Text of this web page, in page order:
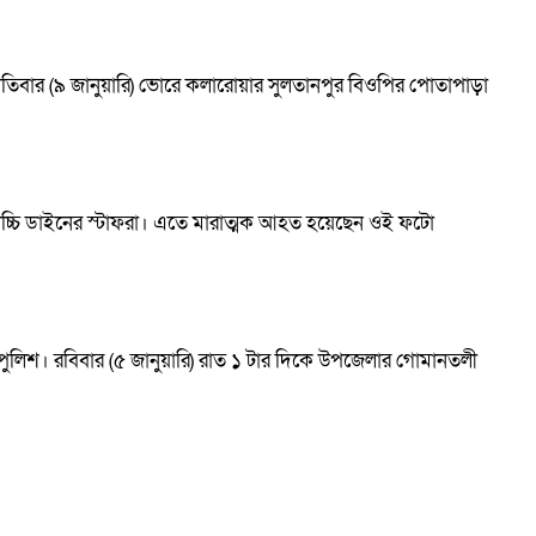
(৯ জানুয়ারি) ভোরে কলারোয়ার সুলতানপুর বিওপির পোতাপাড়া
ডাইনের স্টাফরা। এতে মারাত্মক আহত হয়েছেন ওই ফটো
পুলিশ। রবিবার (৫ জানুয়ারি) রাত ১ টার দিকে উপজেলার গোমানতলী